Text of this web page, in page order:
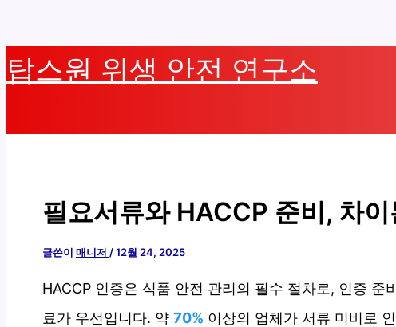
콘
텐
탑스원 위생 안전 연구소
필요서류와 HACCP 준비, 차
글쓴이 매니저 /12월 24, 2025
HACCP 인증은 식품 안전 관리의 필수 절차로, 인증 준
료가 우선입니다. 약 70% 이상의 업체가 서류 미비로